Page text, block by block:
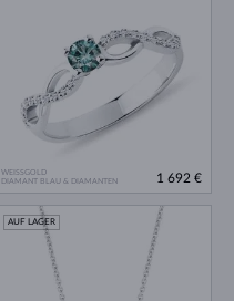
WEISSGOLD
DIAMANT BLAU & DIAMANTEN
1 692 €
AUF LAGER